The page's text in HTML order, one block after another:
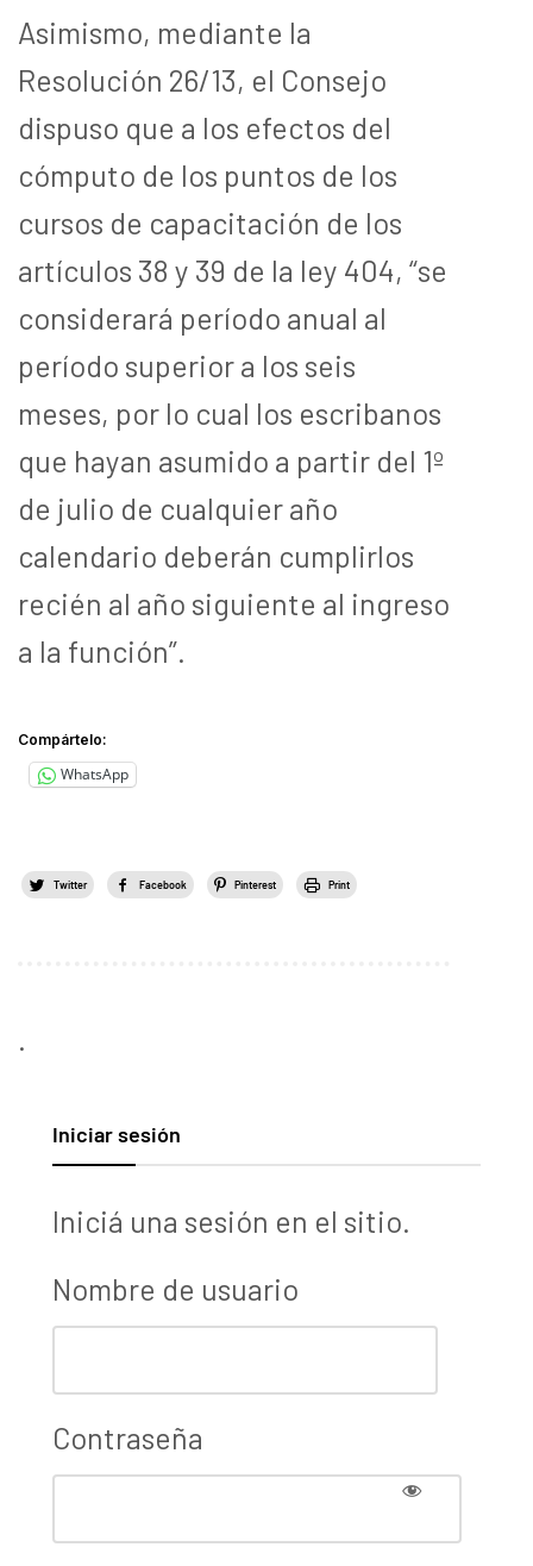
Asimismo, mediante la
Resolución 26/13, el Consejo
dispuso que a los efectos del
cómputo de los puntos de los
cursos de capacitación de los
artículos 38 y 39 de la ley 404, “se
considerará período anual al
período superior a los seis
meses, por lo cual los escribanos
que hayan asumido a partir del 1º
de julio de cualquier año
calendario deberán cumplirlos
recién al año siguiente al ingreso
a la función”.
Compártelo:
WhatsApp
Twitter Facebook Pinterest Print
.
Iniciar sesión
Iniciá una sesión en el sitio.
Nombre de usuario
Contraseña